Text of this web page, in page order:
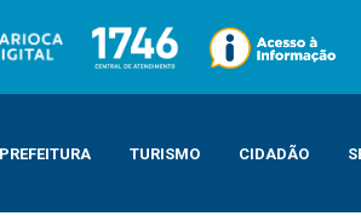
TURISMO CIDADÃO